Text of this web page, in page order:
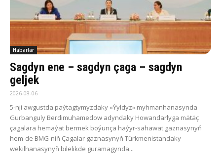
Habarlar
Sagdyn ene – sagdyn çaga – sagdyn
geljek
2026-08-06
5-nji awgustda paýtagtymyzdaky «Ýyldyz» myhmanhanasynda
Gurbanguly Berdimuhamedow adyndaky Howandarlyga mätäç
çagalara hemaýat bermek boýunça haýyr-sahawat gaznasynyň
hem-de BMG-niň Çagalar gaznasynyň Türkmenistandaky
wekilhanasynyň bilelikde guramagynda...